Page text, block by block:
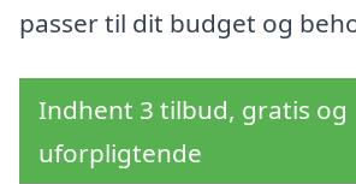
passer til dit budget og
Indhent 3 tilbud, gratis og
uforpligtende